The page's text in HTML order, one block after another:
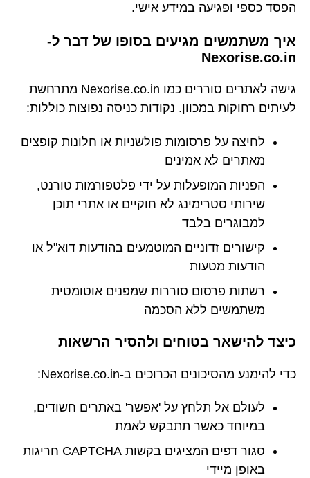
הפסד כספי ופגיעה במידע אישי.
איך משתמשים מגיעים בסופו של דבר ל-
Nexorise.co.in
גישה לאתרים סוררים כמו Nexorise.co.in מתרחשת
לעיתים רחוקות במכוון. נקודות כניסה נפוצות כוללות:
לחיצה על פרסומות פולשניות או חלונות קופצים
מאתרים לא אמינים
הפניות המופעלות על ידי פלטפורמות טורנט,
שירותי סטרימינג לא חוקיים או אתרי תוכן
למבוגרים בלבד
קישורים זדוניים המוטמעים בהודעות דוא"ל או
הודעות מטעות
רשתות פרסום סוררות שמפנים אוטומטית
משתמשים ללא הסכמה
כיצד להישאר בטוחים ולהסיר הרשאות
כדי להימנע מהסיכונים הכרוכים ב-Nexorise.co.in:
לעולם אל תלחץ על 'אפשר' באתרים חשודים,
במיוחד כאשר תתבקש לאמת
סגור דפים המציגים בקשות CAPTCHA חריגות
באופן מיידי